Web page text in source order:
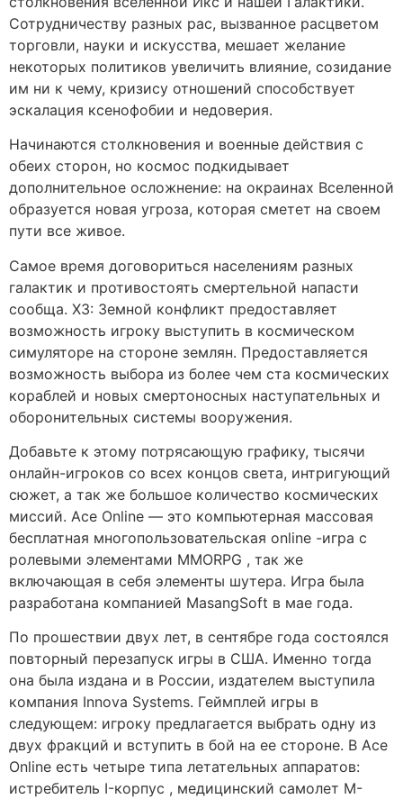
Сотрудничеству разных рас, вызванное расцветом
торговли, науки и искусства, мешает желание
некоторых политиков увеличить влияние, созидание
им ни к чему, кризису отношений способствует
эскалация ксенофобии и недоверия.
Начинаются столкновения и военные действия с
обеих сторон, но космос подкидывает
дополнительное осложнение: на окраинах Вселенной
образуется новая угроза, которая сметет на своем
пути все живое.
Самое время договориться населениям разных
галактик и противостоять смертельной напасти
сообща. Х3: Земной конфликт предоставляет
возможность игроку выступить в космическом
симуляторе на стороне землян. Предоставляется
возможность выбора из более чем ста космических
кораблей и новых смертоносных наступательных и
оборонительных системы вооружения.
Добавьте к этому потрясающую графику, тысячи
онлайн-игроков со всех концов света, интригующий
сюжет, а так же большое количество космических
миссий. Ace Online — это компьютерная массовая
бесплатная многопользовательская online -игра с
ролевыми элементами MMORPG , так же
включающая в себя элементы шутера. Игра была
разработана компанией MasangSoft в мае года.
По прошествии двух лет, в сентябре года состоялся
повторный перезапуск игры в США. Именно тогда
она была издана и в России, издателем выступила
компания Innova Systems. Геймплей игры в
следующем: игроку предлагается выбрать одну из
двух фракций и вступить в бой на ее стороне. В Ace
Online есть четыре типа летательных аппаратов:
истребитель I-корпус , медицинский самолет M-